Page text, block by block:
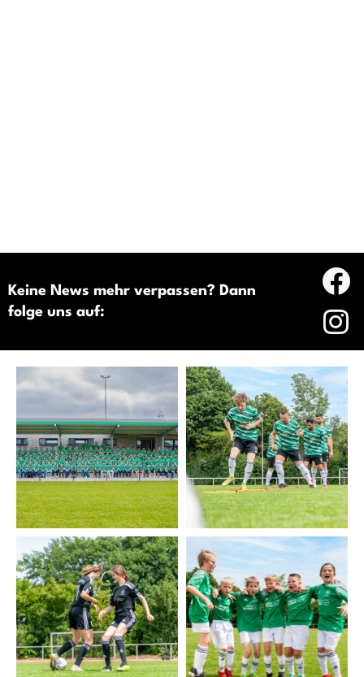
Keine News mehr verpassen? Dann
folge uns auf: